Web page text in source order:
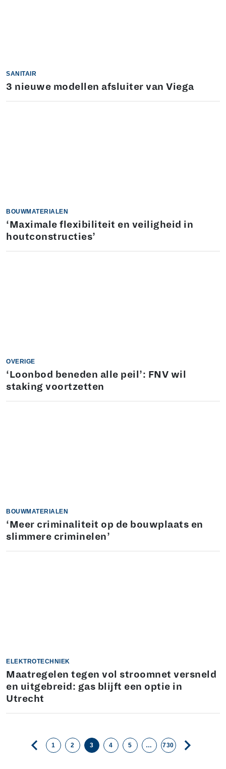
SANITAIR
3 nieuwe modellen afsluiter van Viega
BOUWMATERIALEN
‘Maximale flexibiliteit en veiligheid in
houtconstructies’
OVERIGE
‘Loonbod beneden alle peil’: FNV wil
staking voortzetten
BOUWMATERIALEN
‘Meer criminaliteit op de bouwplaats en
slimmere criminelen’
ELEKTROTECHNIEK
Maatregelen tegen vol stroomnet versneld
en uitgebreid: gas blijft een optie in
Utrecht
1 2 3 4 5 … 730